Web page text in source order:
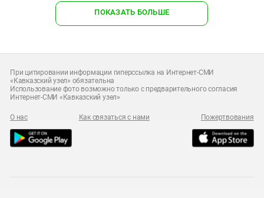
ПОКАЗАТЬ БОЛЬШЕ
При цитировании информации гиперссылка на Интернет-СМИ
«Кавказский узел» обязательна
Использование фото возможно только с предварительного согласия
Интернет-СМИ «Кавказский узел»
О нас Как связаться с нами Пожертвования